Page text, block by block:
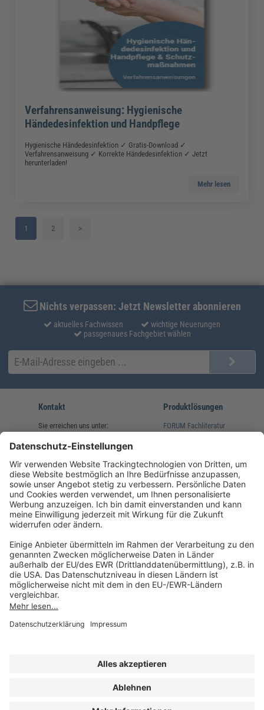
Verfahrensanweisung: Hygienische
Händedesinfektion und Handpflege
Hygienische Händedesinfektion ✓ Gratis-Download ✓
Verfahrensanweisung ✓ Korrekte Händedesinfektion ✓ Jetzt
herunterladen!
Mehr lesen
1 2 >
Nichts verpassen: Jetzt Newsletter abonnieren
aktuelles Fachwissen
wichtige Neuerungen
passgenaues Fachgebiet wählen
Kontakt
Sie erreichen uns unter:
(08233) 38 11 23
service@forum-verlag.com
Mo-Do 07:30 - 17:00 Uhr
Fr 07:30 - 15:00 Uhr
Produktlösungen
FORUM Fachliteratur
Folgen Sie uns
Impressum
Datenschutz
AGB und Lizenzbedingungen
Erklärung zur Barrierefreiheit